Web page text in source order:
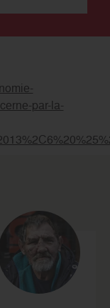
par-la-